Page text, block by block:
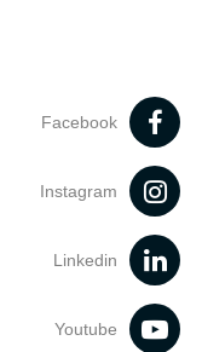
Facebook
Instagram
Linkedin
Youtube